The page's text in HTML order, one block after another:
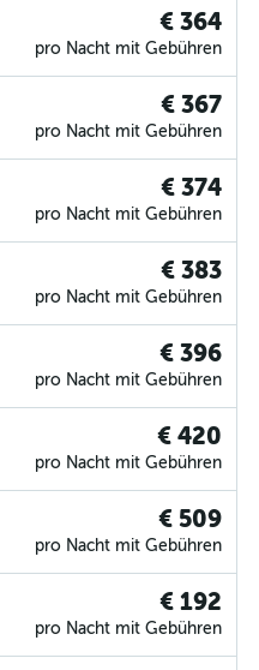
€ 364
pro Nacht mit Gebühren
€ 367
pro Nacht mit Gebühren
€ 374
pro Nacht mit Gebühren
€ 383
pro Nacht mit Gebühren
€ 396
pro Nacht mit Gebühren
€ 420
pro Nacht mit Gebühren
€ 509
pro Nacht mit Gebühren
€ 192
pro Nacht mit Gebühren